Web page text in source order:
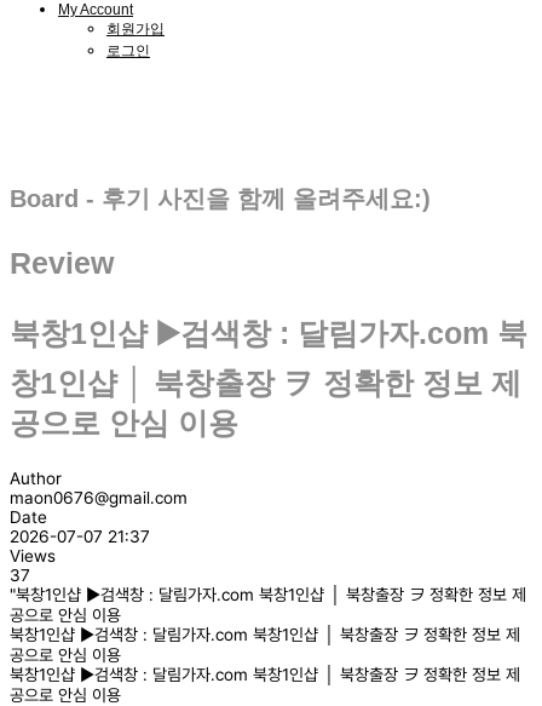
My Account
회원가입
로그인
Board - 후기 사진을 함께 올려주세요:)
Review
북창1인샵 ▶️검색창 : 달림가자.com 북
창1인샵 │ 북창출장 ヲ 정확한 정보 제
공으로 안심 이용
Author
maon0676@gmail.com
Date
2026-07-07 21:37
Views
37
"북창1인샵 ▶️검색창 : 달림가자.com 북창1인샵 │ 북창출장 ヲ 정확한 정보 제
공으로 안심 이용
북창1인샵 ▶️검색창 : 달림가자.com 북창1인샵 │ 북창출장 ヲ 정확한 정보 제
공으로 안심 이용
북창1인샵 ▶️검색창 : 달림가자.com 북창1인샵 │ 북창출장 ヲ 정확한 정보 제
공으로 안심 이용